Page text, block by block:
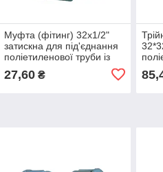
Муфта (фітинг) 32х1/2"
затискна для під'єднання
поліетиленової труби із
27,60₴